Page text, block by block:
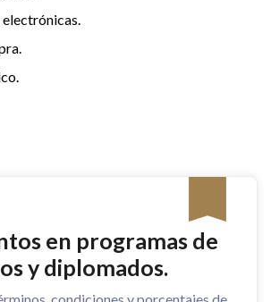
en programas de
y diplomados.